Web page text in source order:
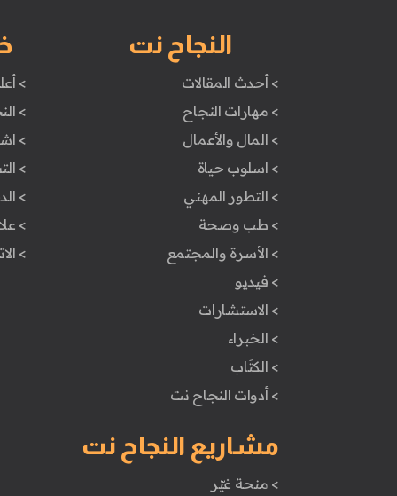
النجاح نت
> أحدث المقالات
> مهارات النجاح
> المال والأعمال
> اسلوب حياة
> التطور المهني
> طب وصحة
> الأسرة والمجتمع
> فيديو
> الاستشارات
> الخبراء
> الكتَاب
> أدوات النجاح نت
مشاريع النجاح نت
> منحة غيّر
>
>
>
>
>
>
>